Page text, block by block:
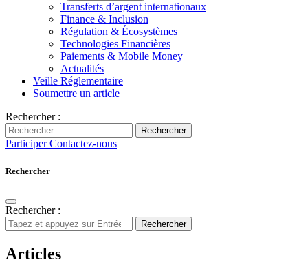
Transferts d’argent internationaux
Finance & Inclusion
Régulation & Écosystèmes
Technologies Financières
Paiements & Mobile Money
Actualités
Veille Réglementaire
Soumettre un article
Rechercher :
Rechercher
ParticiperContactez-nous
Rechercher
Rechercher :
Rechercher
Articles